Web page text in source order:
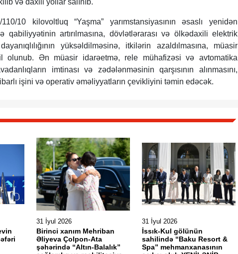
və daxili yollar salınıb.
10 kilovoltluq “Yaşma” yarımstansiyasının əsaslı yenidən
qabiliyyətinin artırılmasına, dövlətlərarası və ölkədaxili elektrik
yüksəldilməsinə, itkilərin azaldılmasına, müasir
olunub. Ən müasir idarəetmə, rele mühafizəsi və avtomatika
imtinası və zədələnməsinin qarşısının alınmasını,
işini və operativ əməliyyatların çevikliyini təmin edəcək.
31 İyul 2026
Birinci xanım Mehriban
Əliyeva Çolpon-Ata
şəhərində “Altın-Balalık”
31 İyul 2026
İssık-Kul gölünün
sahilində “Baku Resort &
Spa” mehmanxanasının